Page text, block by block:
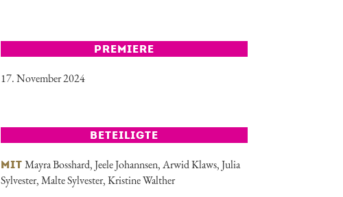
PREMIERE
17. November 2024
BETEILIGTE
MIT Mayra Bosshard,Jeele Johannsen,Arwid Klaws,Julia
Sylvester,Malte Sylvester,Kristine Walther